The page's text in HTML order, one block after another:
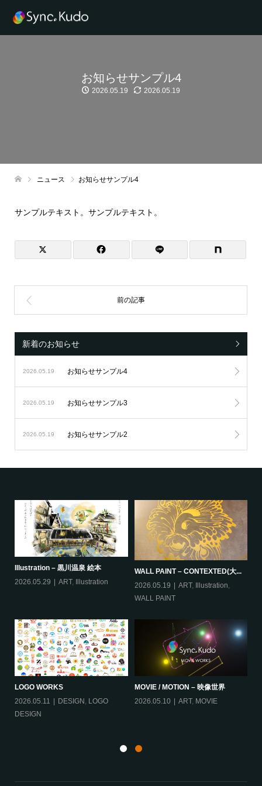
お知らせサンプル4
2026.05.19 2026.05.19
ニュース お知らせサンプル4
サンプルテキスト。サンプルテキスト。
新着のお知らせ
2026.05.19 お知らせサンプル4
2026.05.19 お知らせサンプル3
2026.05.19 お知らせサンプル2
Illustration – 黒川温泉 絵本
2026.05.29
ART, Illustration
WALL PAINT – CONTEXTED(大...
2026.05.19
ART, Illustration
WALL PAINT
LOGO WORKS
2026.05.11
DESIGN , LOGO
DESIGN
MOVIE / MOTION – 映像世界
2026.05.10
ART, MOVIE